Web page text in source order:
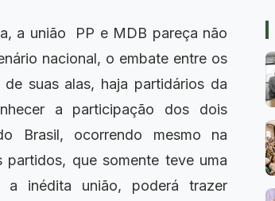
a união PP e MDB pareça não
nacional, o embate entre os
suas alas, haja partidários da
a participação dos dois
Brasil, ocorrendo mesmo na
que somente teve uma
inédita união, poderá trazer